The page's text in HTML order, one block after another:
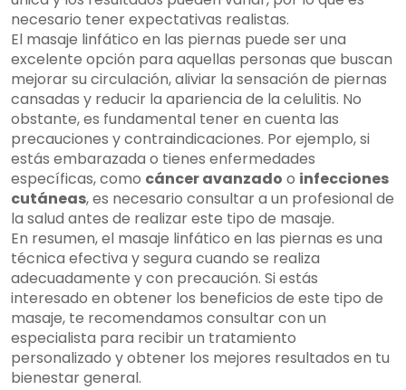
necesario tener expectativas realistas.
El masaje linfático en las piernas puede ser una
excelente opción para aquellas personas que buscan
mejorar su circulación, aliviar la sensación de piernas
cansadas y reducir la apariencia de la celulitis. No
obstante, es fundamental tener en cuenta las
precauciones y contraindicaciones. Por ejemplo, si
estás embarazada o tienes enfermedades
específicas, como cáncer avanzado o infecciones
cutáneas, es necesario consultar a un profesional de
la salud antes de realizar este tipo de masaje.
En resumen, el masaje linfático en las piernas es una
técnica efectiva y segura cuando se realiza
adecuadamente y con precaución. Si estás
interesado en obtener los beneficios de este tipo de
masaje, te recomendamos consultar con un
especialista para recibir un tratamiento
personalizado y obtener los mejores resultados en tu
bienestar general.